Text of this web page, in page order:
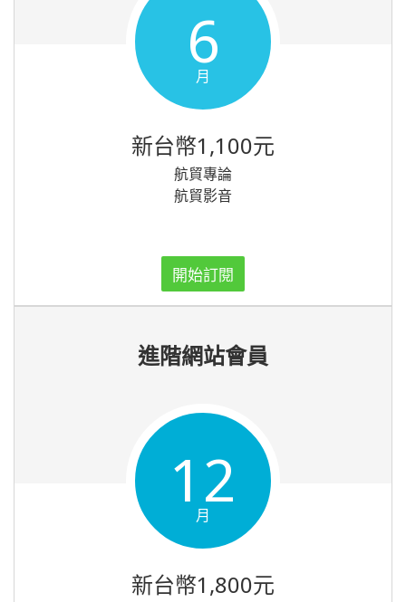
6
月
新台幣1,100元
航貿專論
航貿影音
開始訂閱
進階網站會員
12
月
新台幣1,800元